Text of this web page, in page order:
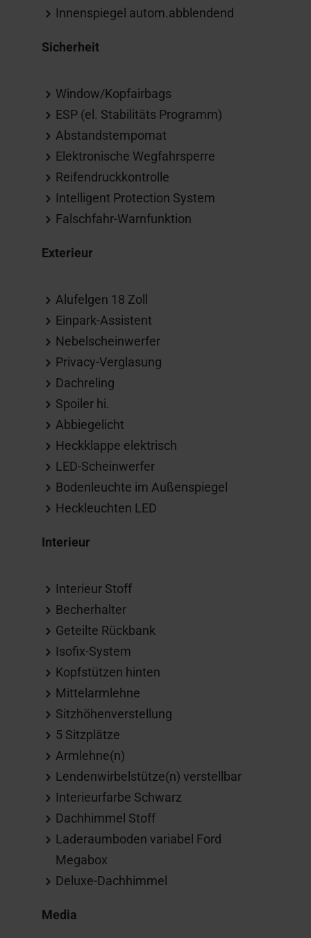
Innenspiegel autom.abblendend
Sicherheit
Window/Kopfairbags
ESP (el. Stabilitäts Programm)
Abstandstempomat
Elektronische Wegfahrsperre
Reifendruckkontrolle
Intelligent Protection System
Falschfahr-Warnfunktion
Exterieur
Alufelgen 18 Zoll
Einpark-Assistent
Nebelscheinwerfer
Privacy-Verglasung
Dachreling
Spoiler hi.
Abbiegelicht
Heckklappe elektrisch
LED-Scheinwerfer
Bodenleuchte im Außenspiegel
Heckleuchten LED
Interieur
Interieur Stoff
Becherhalter
Geteilte Rückbank
Isofix-System
Kopfstützen hinten
Mittelarmlehne
Sitzhöhenverstellung
5 Sitzplätze
Armlehne(n)
Lendenwirbelstütze(n) verstellbar
Interieurfarbe Schwarz
Dachhimmel Stoff
Laderaumboden variabel Ford
Megabox
Deluxe-Dachhimmel
Media